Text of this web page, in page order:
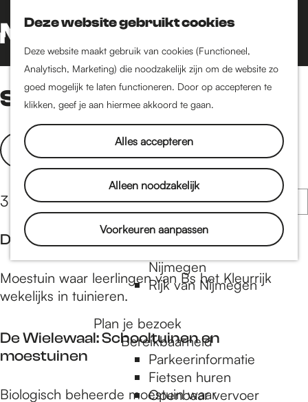
Deze website gebruikt cookies
Deze website maakt gebruik van cookies (Functioneel,
Analytisch, Marketing) die noodzakelijk zijn om de website zo
goed mogelijk te laten functioneren. Door op accepteren te
klikken, geef je aan hiermee akkoord te gaan.
Alles accepteren
Alleen noodzakelijk
Voorkeuren aanpassen
a
n
a
r
d
h
o
m
e
a
g
Z
o
e
k
e
n
K
a
a
r
t
M
e
n
Dukenburg
Lindenholt
Historie
De oudste stad van
Nederland
Historische tijdlijn
Romeinse Limes
Vrede van Nijmegen
Penning
Natuur in Nijmegen
Groenkaart van
Nijmegen
Rijk van Nijmegen
Plan je bezoek
Bereikbaarheid
Parkeerinformatie
Fietsen huren
Openbaar vervoer
Schooltuinen
W
a
z
e
k
j
Filter
S
o
t
e
e
r
p
:
3 resultaten
S
r
t
e
e
r
p
:
De Haard: moestuin voor schooltuin
D
e
a
a
r
d
Moestuin waar leerlingen van Bs het Kleurrijk
wekelijks in tuinieren.
De Wielewaal: Schooltuinen en
moestuinen
D
Biologisch beheerde moestuin waar